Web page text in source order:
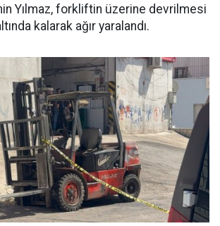
Yılmaz, forkliftin üzerine devrilmesi
kalarak ağır yaralandı.